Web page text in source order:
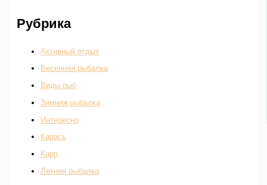
Рубрика
Активный отдых
Весенняя рыбалка
Виды рыб
Зимняя рыбалка
Интересно
Карась
Карп
Летняя рыбалка